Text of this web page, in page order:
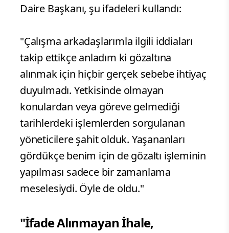
Daire Başkanı, şu ifadeleri kullandı:
"Çalışma arkadaşlarımla ilgili iddiaları
takip ettikçe anladım ki gözaltına
alınmak için hiçbir gerçek sebebe ihtiyaç
duyulmadı. Yetkisinde olmayan
konulardan veya göreve gelmediği
tarihlerdeki işlemlerden sorgulanan
yöneticilere şahit olduk. Yaşananları
gördükçe benim için de gözaltı işleminin
yapılması sadece bir zamanlama
meselesiydi. Öyle de oldu."
"İfade Alınmayan İhale,